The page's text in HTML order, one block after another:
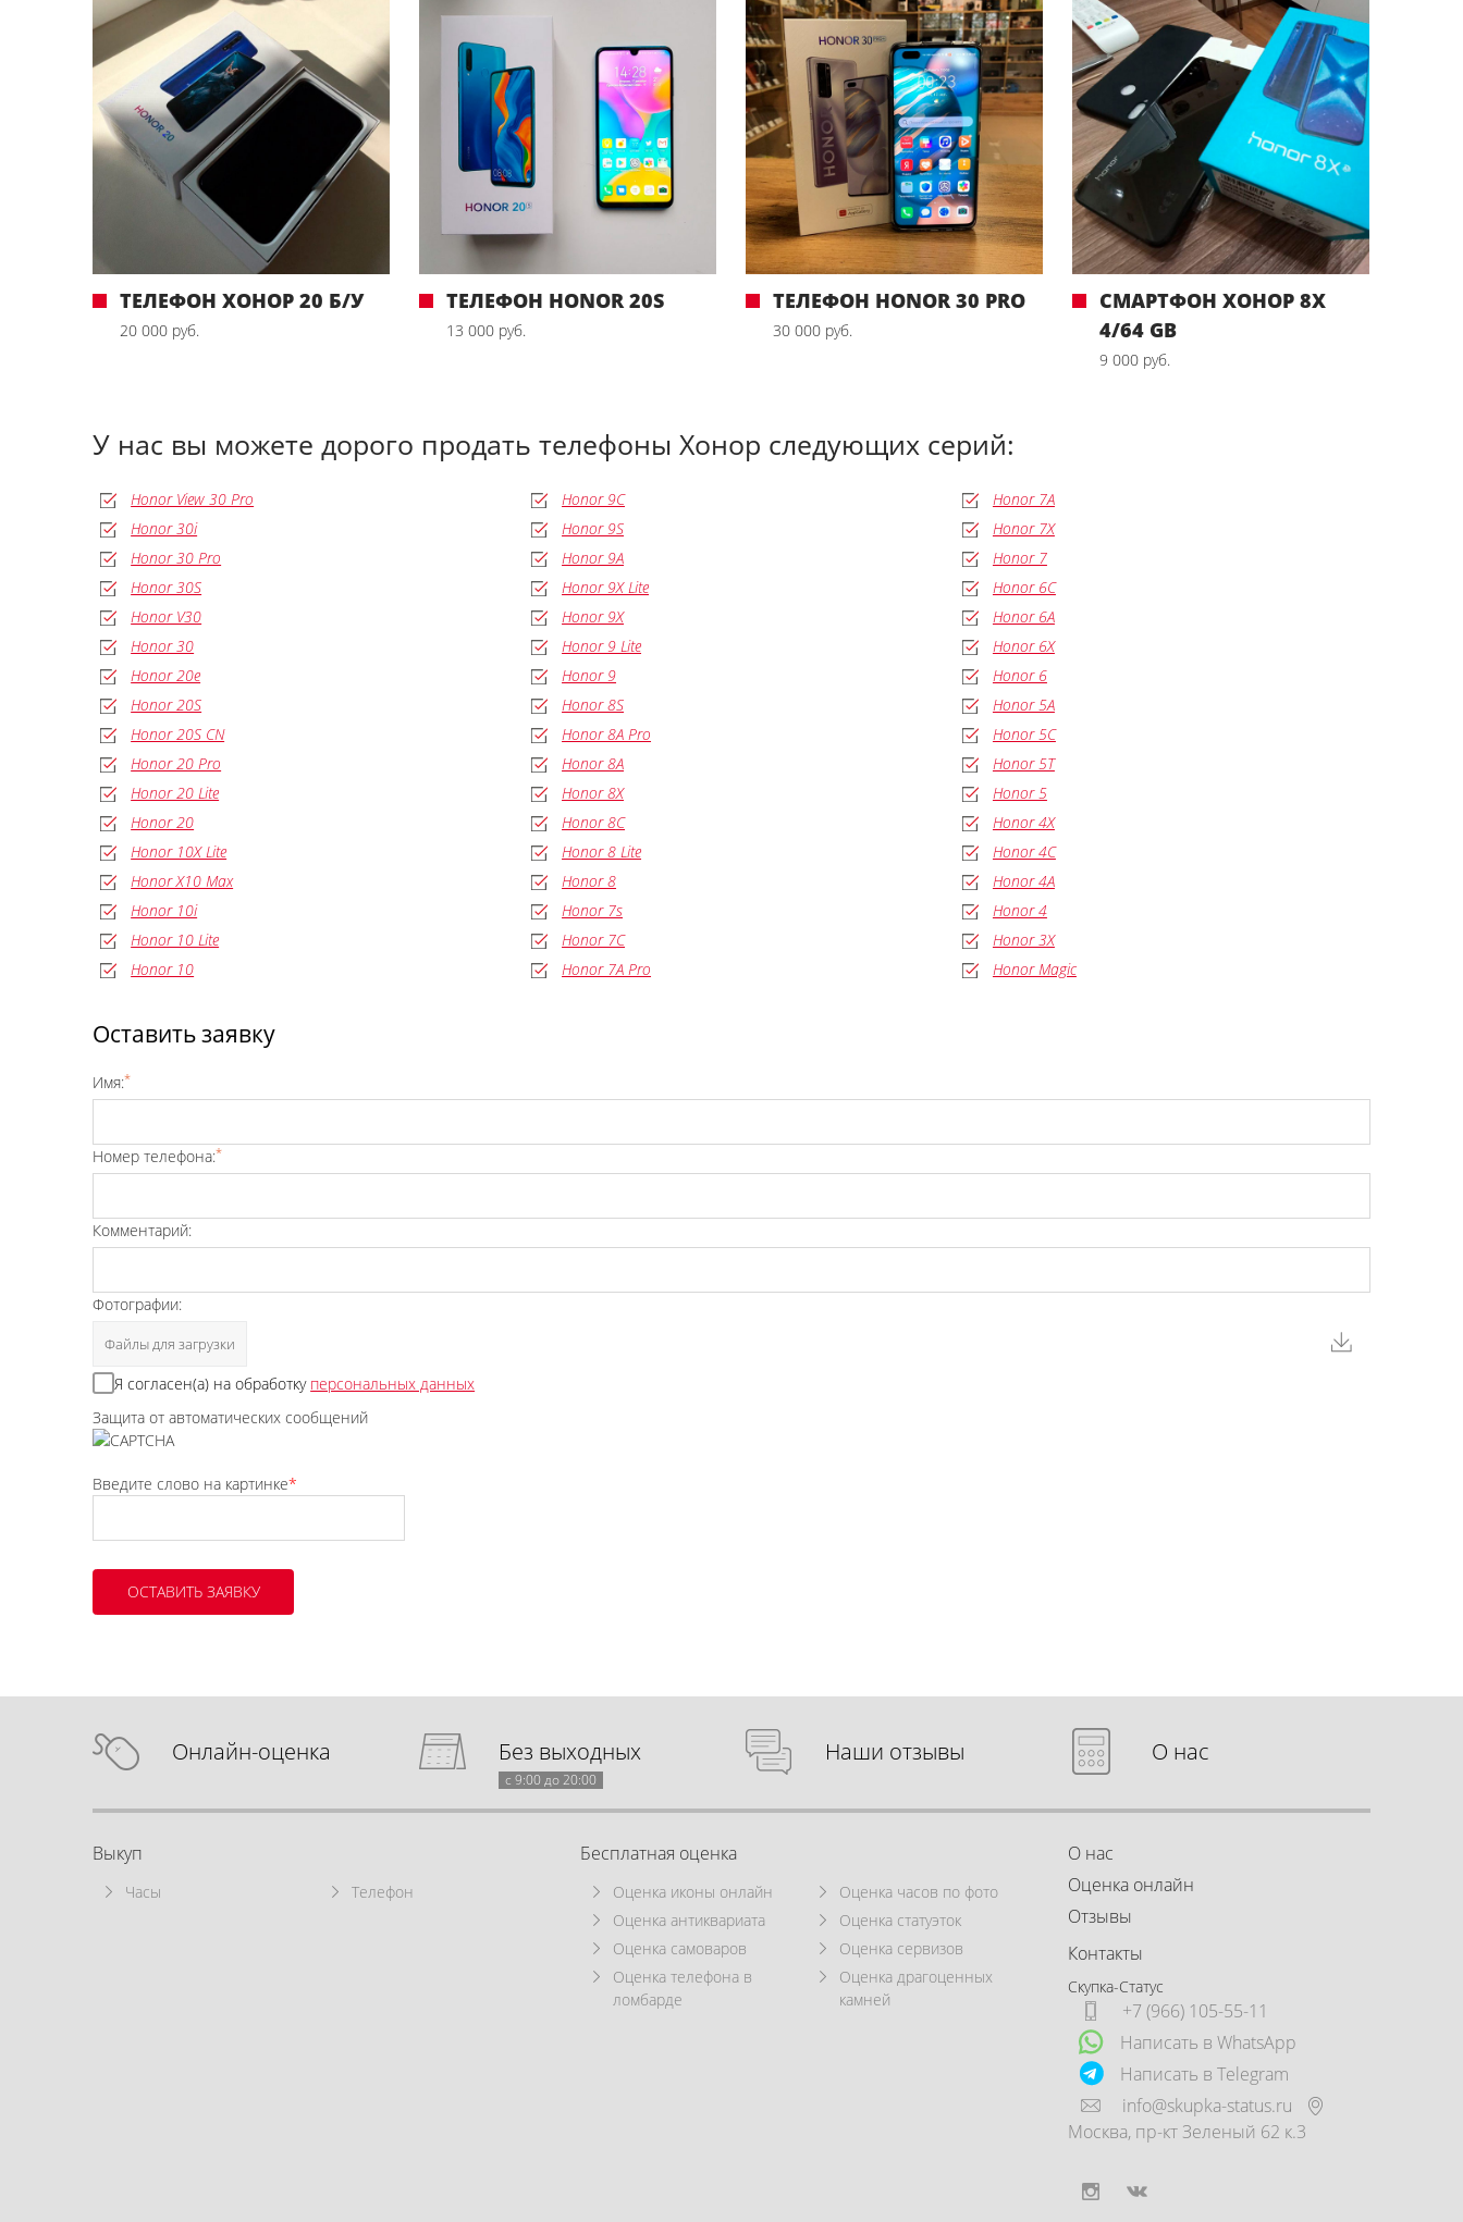
ТЕЛЕФОН ХОНОР 20 Б/У
20 000 руб.
ТЕЛЕФОН HONOR 20S
13 000 руб.
ТЕЛЕФОН HONOR 30 PRO
30 000 руб.
СМАРТФОН ХОНОР 8X
4/64 GB
9 000 руб.
У нас вы можете дорого продать телефоны Хонор следующих серий:
Honor View 30 Pro
Honor 30i
Honor 30 Pro
Honor 30S
Honor V30
Honor 30
Honor 20e
Honor 20S
Honor 20S CN
Honor 20 Pro
Honor 20 Lite
Honor 20
Honor 10X Lite
Honor X10 Max
Honor 10i
Honor 10 Lite
Honor 10
Honor 9C
Honor 9S
Honor 9A
Honor 9X Lite
Honor 9X
Honor 9 Lite
Honor 9
Honor 8S
Honor 8A Pro
Honor 8A
Honor 8X
Honor 8C
Honor 8 Lite
Honor 8
Honor 7s
Honor 7C
Honor 7A Pro
Honor 7A
Honor 7X
Honor 7
Honor 6C
Honor 6A
Honor 6X
Honor 6
Honor 5A
Honor 5C
Honor 5T
Honor 5
Honor 4X
Honor 4C
Honor 4A
Honor 4
Honor 3X
Honor Magic
Оставить заявку
Имя:*
Номер телефона:*
Комментарий:
Фотографии:
Файлы для загрузки
Я согласен(а) на обработку персональных данных
Защита от автоматических сообщений
Введите слово на картинке*
Онлайн-оценка Без выходных
с 9:00 до 20:00
Наши отзывы О нас
Выкуп
Часы Телефон
Бесплатная оценка
Оценка иконы онлайн
Оценка часов по фото
Оценка антиквариата
Оценка статуэток
Оценка самоваров
Оценка сервизов
Оценка телефона в
ломбарде
Оценка драгоценных
камней
О нас
Оценка онлайн
Отзывы
Контакты
Скупка-Статус
+7 (966) 105-55-11
Написать в WhatsApp
Написать в Telegram
info@skupka-status.ru
Москва, пр-кт Зеленый 62 к.3